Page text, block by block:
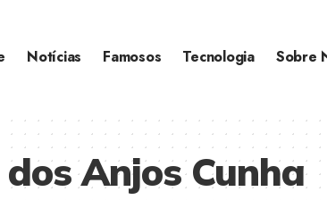
Notícias Famosos Tecnologia Sobre
Anjos Cunha